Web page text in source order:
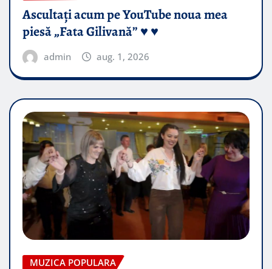
Ascultați acum pe YouTube noua mea
piesă „Fata Gilivană” ♥️ ♥️
admin aug. 1, 2026
MUZICA POPULARA